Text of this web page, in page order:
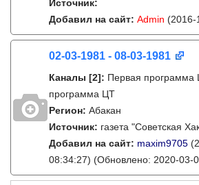
Источник:
Добавил на сайт: Admin (2016-
02-03-1981 - 08-03-1981
Каналы [2]: Первая программа
программа ЦТ
Регион: Абакан
Источник: газета "Советская
Добавил на сайт: maxim9705
08:34:27) (Обновлено: 2020-03-